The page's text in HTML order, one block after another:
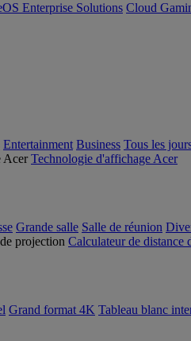
Enterprise Solutions Cloud
Entertainment Business Tous les
Technologie d'affichage Acer
Grande salle Salle de réunion
Calculateur de distance
Grand format 4K Tableau blanc